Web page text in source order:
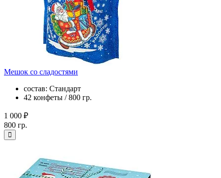
Мешок со сладостями
состав: Стандарт
42 конфеты / 800 гр.
1 000 ₽
800 гр.